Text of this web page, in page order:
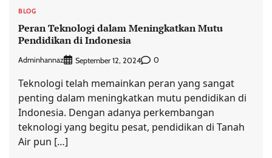
BLOG
Peran Teknologi dalam Meningkatkan Mutu
Pendidikan di Indonesia
Adminhannaz September 12, 2024 0
Teknologi telah memainkan peran yang sangat
penting dalam meningkatkan mutu pendidikan di
Indonesia. Dengan adanya perkembangan
teknologi yang begitu pesat, pendidikan di Tanah
Air pun […]